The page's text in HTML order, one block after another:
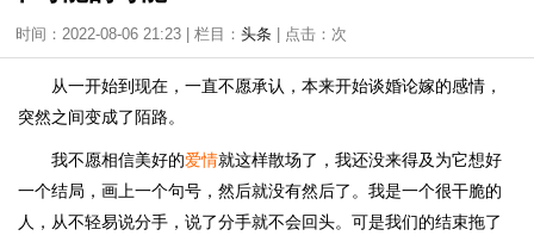
时间：2022-08-06 21:23 | 栏目： 头条 | 点击： 次
从一开始到现在，一直不愿承认，本来开始谈婚论嫁的感情，
突然之间变成了陌路。
我不愿相信美好的爱情就这样散场了，我还没来得及为它想好
一个结局，画上一个句号，然后就没有然后了。我是一个很干脆的
人，从不轻易说分手，说了分手就不会回头。可是我们的结束拖了